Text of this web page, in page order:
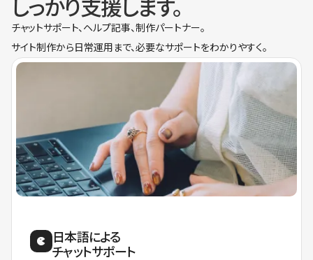
しっかり支援します。
チャットサポート、ヘルプ記事、制作パートナー。
サイト制作から日常運用まで、必要なサポートをわかりやすく。
日本語による
チャットサポート